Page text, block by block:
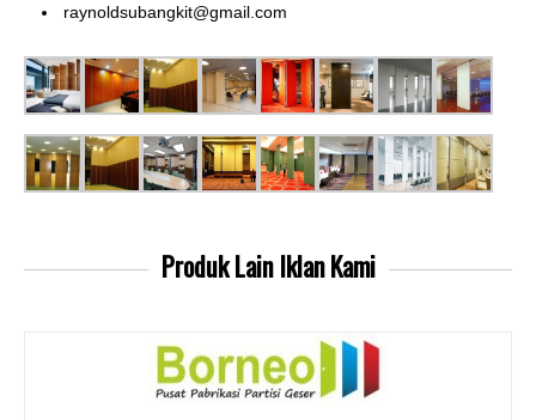
raynoldsubangkit@gmail.com
Produk LainIklan Kami